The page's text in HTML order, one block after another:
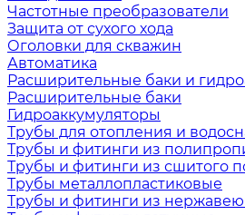
Частотные преобразователи
Защита от сухого хода
Оголовки для скважин
Автоматика
Расширительные баки и
Расширительные баки
Гидроаккумуляторы
Трубы для отопления и
Трубы и фитинги из
Трубы и фитинги из сшитого
Трубы металлопластиковые
Трубы и фитинги из